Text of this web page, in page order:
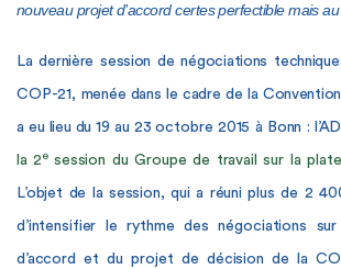
nouveau projet d’accord certes perfectible mais
La dernière session de négociations
COP-21, menée dans le cadre de la
a eu lieu du 19 au 23octobre 2015 à Bonn :
la 2 e session du Groupe de travail sur la
L’objet de la session,quia réuni plus de 2
d’intensifier le rythme des négociations
d’accord et du projet de décision de la